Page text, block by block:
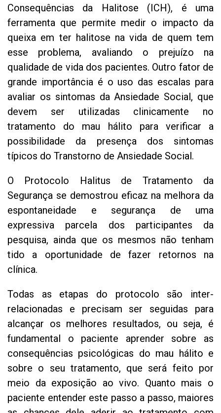
Consequências da Halitose (ICH), é uma
ferramenta que permite medir o impacto da
queixa em ter halitose na vida de quem tem
esse problema, avaliando o prejuízo na
qualidade de vida dos pacientes. Outro fator de
grande importância é o uso das escalas para
avaliar os sintomas da Ansiedade Social, que
devem ser utilizadas clinicamente no
tratamento do mau hálito para verificar a
possibilidade da presença dos sintomas
típicos do Transtorno de Ansiedade Social.
O Protocolo Halitus de Tratamento da
Segurança se demostrou eficaz na melhora da
espontaneidade e segurança de uma
expressiva parcela dos participantes da
pesquisa, ainda que os mesmos não tenham
tido a oportunidade de fazer retornos na
clínica.
Todas as etapas do protocolo são inter-
relacionadas e precisam ser seguidas para
alcançar os melhores resultados, ou seja, é
fundamental o paciente aprender sobre as
consequências psicológicas do mau hálito e
sobre o seu tratamento, que será feito por
meio da exposição ao vivo. Quanto mais o
paciente entender este passo a passo, maiores